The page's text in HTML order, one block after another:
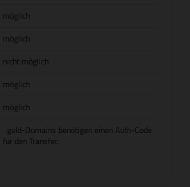
möglich
möglich
nicht möglich
möglich
möglich
.gold-Domains benötigen einen Auth-Code
für den Transfer.